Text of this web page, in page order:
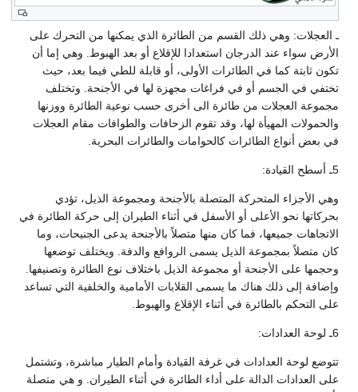
ـ العجلات: وهي ذلك القسم من الطائرة الذي يمكنها من التحرك على
الأرض سواء عند الدرجان استعدادا للإقلاع أو بعد الهبوط. وهي إما أن
تكون ثابتة كما في الطائرات الأولى، أو قابلة للطي فيما بعد، حيث
تختفي في الجسم أو في فراغات مجهزة لها في الأجنحة. وتختلف
مجموعة العجلات من طائرة الى أخرى حسب نوعية الطائرة ووزنها
والحمولات المهيأة لها، وقد تقوم الزحافات والطوافات مقام العجلات
في بعض أنواع الطائرات كالحوامات والطائرات البحرية.
5ـ أسطح القيادة:
وهي الأجزاء المتحركة المتصلة بالأجنحة ومجموعة الذيل، تؤدي
بحركاتها نحو الأعلى أو الأسفل في أثناء الطيران إلى حركة الطائرة في
الاتجاهات جميعها، فما كان منها متصلاً بالأجنحة يدعى الجنيحات، وما
كان متصلاً بمجموعة الذيل يسمى الروافع والدفة. ويختلف توضعها
وحجمها على الأجنحة أو مجموعة الذيل باختلاف نوع الطائرة وتصنيفها.
وإضافة إلى ذلك هناك ما يسمى القلابات الأمامية والخلفية التي تساعد
على التحكم بالطائرة في أثناء الإقلاع والهبوط.
6ـ لوحة العدادات:
تتوضع لوحة العدادات في غرفة القيادة وأمام الطيار مباشرة، وتشتمل
على العدادات الدالة على أداء الطائرة في أثناء الطيران. و هي متصلة